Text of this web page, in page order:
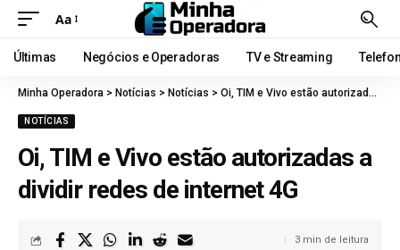
Aa
Últimas Negócios e Operadoras TV e Streaming
Minha Operadora > Notícias > Notícias > Oi, TIM e Vivo estão autorizadas a dividir redes de internet 4G
NOTÍCIAS
Oi, TIM e Vivo estão autorizadas a
dividir redes de internet 4G
3 min de leitura